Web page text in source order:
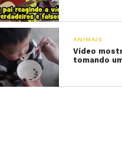
ANIMAIS
Vídeo
tomando